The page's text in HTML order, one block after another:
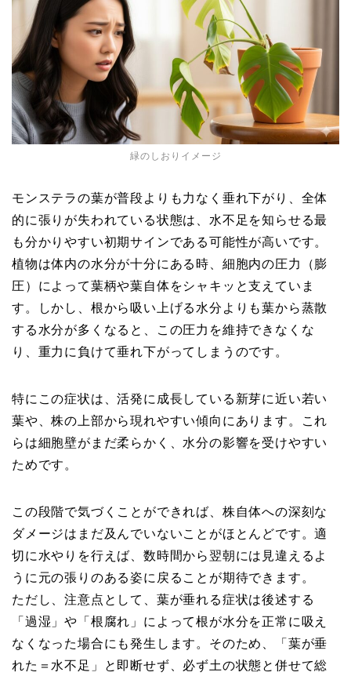
緑のしおりイメージ
モンステラの葉が普段よりも力なく垂れ下がり、全体
的に張りが失われている状態は、水不足を知らせる最
も分かりやすい初期サインである可能性が高いです。
植物は体内の水分が十分にある時、細胞内の圧力（膨
圧）によって葉柄や葉自体をシャキッと支えていま
す。しかし、根から吸い上げる水分よりも葉から蒸散
する水分が多くなると、この圧力を維持できなくな
り、重力に負けて垂れ下がってしまうのです。
特にこの症状は、活発に成長している新芽に近い若い
葉や、株の上部から現れやすい傾向にあります。これ
らは細胞壁がまだ柔らかく、水分の影響を受けやすい
ためです。
この段階で気づくことができれば、株自体への深刻な
ダメージはまだ及んでいないことがほとんどです。適
切に水やりを行えば、数時間から翌朝には見違えるよ
うに元の張りのある姿に戻ることが期待できます。
ただし、注意点として、葉が垂れる症状は後述する
「過湿」や「根腐れ」によって根が水分を正常に吸え
なくなった場合にも発生します。そのため、「葉が垂
れた＝水不足」と即断せず、必ず土の状態と併せて総